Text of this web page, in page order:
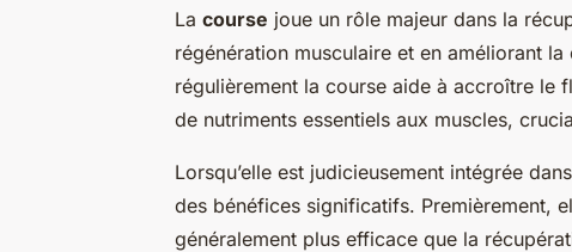
La course joue un rôle majeur dans la
régénération musculaire et en améliorant
régulièrement la course aide à accroître le
de nutriments essentiels aux muscles,
Lorsqu’elle est judicieusement intégrée
des bénéfices significatifs. Premièrement,
généralement plus efficace que la